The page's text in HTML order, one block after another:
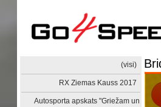
(visi)
RX Ziemas Kauss 2017
Autosporta apskats "Griežam un